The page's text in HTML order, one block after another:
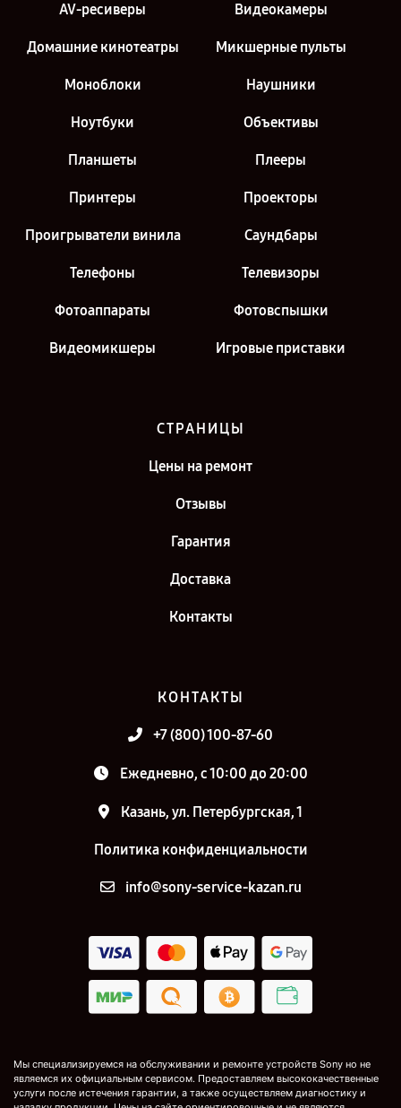
AV-ресиверы Видеокамеры
Домашние кинотеатры Микшерные пульты
Моноблоки Наушники
Ноутбуки Объективы
Планшеты Плееры
Принтеры Проекторы
Проигрыватели винила Саундбары
Телефоны Телевизоры
Фотоаппараты Фотовспышки
Видеомикшеры Игровые приставки
СТРАНИЦЫ
Цены на ремонт
Отзывы
Гарантия
Доставка
Контакты
КОНТАКТЫ
+7 (800) 100-87-60
Ежедневно, с 10:00 до 20:00
Казань, ул. Петербургская, 1
Политика конфиденциальности
info@sony-service-kazan.ru
Мы специализируемся на обслуживании и ремонте устройств Sony но не
являемся их официальным сервисом. Предоставляем высококачественные
услуги после истечения гарантии, а также осуществляем диагностику и